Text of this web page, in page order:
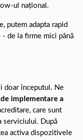
ul național.
putem adapta rapid
de la firme mici până
doar începutul. Ne
implementare a
care sunt
serviciului. După
activa dispozitivele